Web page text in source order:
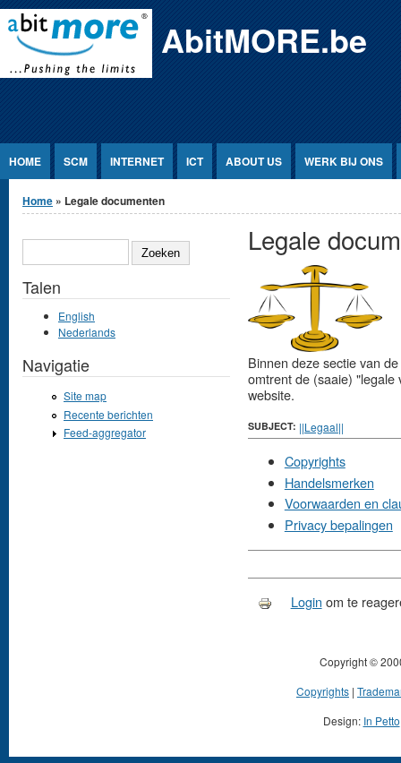
Jump to Content AbitMORE.be
HOME SCM INTERNET ICT ABOUT US WERK BIJ ONS
U bent hier
Home » Legale documenten
Legale
Binnen deze sectie van
omtrent de (saaie) "legale
website.
SUBJECT: ||Legaal||
Copyrights
Handelsmerken
Voorwaarden en
Privacy bepalingen
Login om te
Talen
English
Nederlands
Navigatie
Site map
Recente berichten
Feed-aggregator
Copyright ©
Copyrights |
Design: In Petto